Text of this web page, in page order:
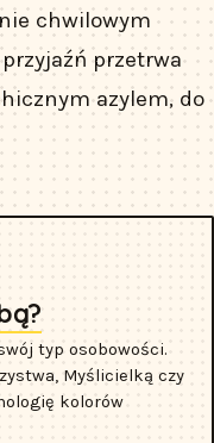
chwilowym
przetrwa
azylem, do
typ osobowości.
Myślicielką czy
kolorów